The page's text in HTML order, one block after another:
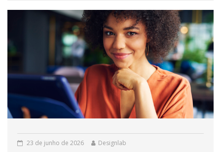
23 de junho de 2026 Designlab